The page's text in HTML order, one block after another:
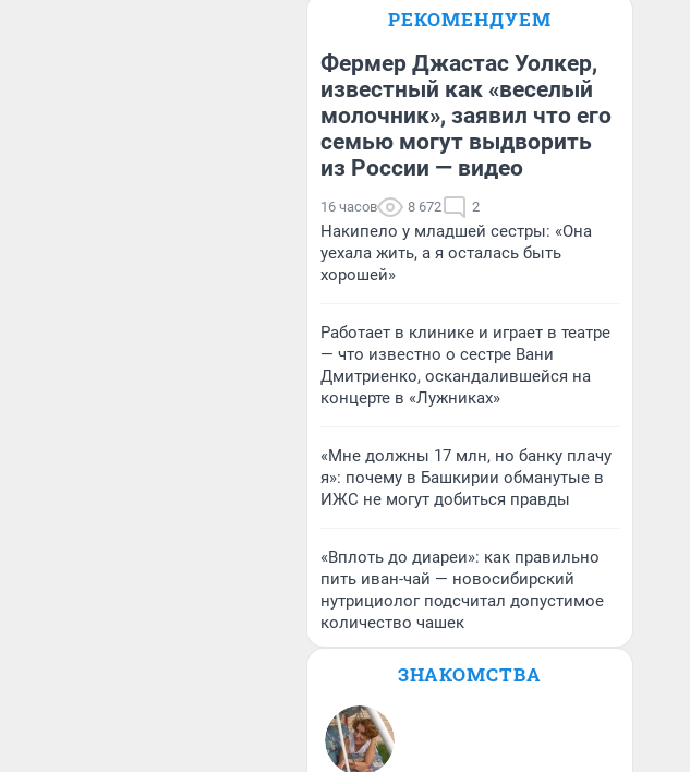
РЕКОМЕНДУЕМ
Фермер Джастас Уолкер,
известный как «веселый
молочник», заявил что его
семью могут выдворить
из России — видео
16 часов 8 672 2
Накипело у младшей сестры: «Она
уехала жить, а я осталась быть
хорошей»
Работает в клинике и играет в театре
— что известно о сестре Вани
Дмитриенко, оскандалившейся на
концерте в «Лужниках»
«Мне должны 17 млн, но банку плачу
я»: почему в Башкирии обманутые в
ИЖС не могут добиться правды
«Вплоть до диареи»: как правильно
пить иван-чай — новосибирский
нутрициолог подсчитал допустимое
количество чашек
ЗНАКОМСТВА